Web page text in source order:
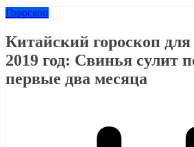
Гороскоп
Китайский гороскоп
2019 год: Свинья сулит
первые два месяца